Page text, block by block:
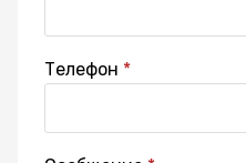
Телефон